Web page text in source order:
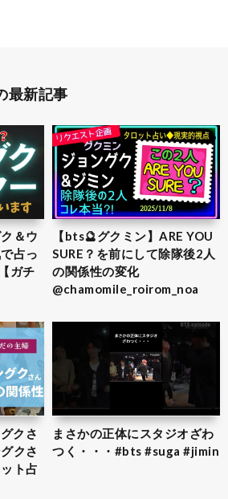
最新記事
＆ウ
占っ
ガチ
【bts🔮グクミン】ARE YOU
SURE？を前にして除隊後2人
の関係性の変化
@chamomile_roirom_noa
クさ
クさ
ト占
まさかの正体にスタジオざわ
つく・・・#bts #suga #jimin